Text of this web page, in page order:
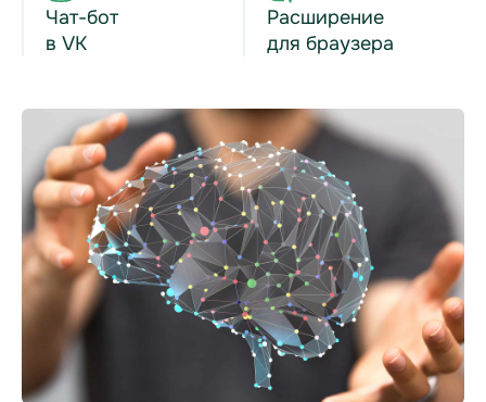
Чат-бот
в VK
Расширение
для браузера